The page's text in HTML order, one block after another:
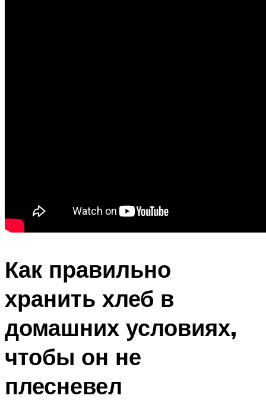
Как правильно
хранить хлеб в
домашних условиях,
чтобы он не
плесневел